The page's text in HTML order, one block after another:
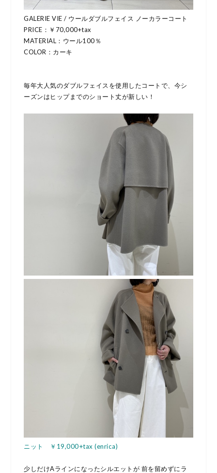
GALERIE VIE / ウールダブルフェイス ノーカラーコート
PRICE：￥70,000+tax
MATERIAL：ウール100％
COLOR：カーキ
毎年大人気のダブルフェイスを使用したコートで、今シ
ーズンはヒップまでのショート丈が新しい！
ニット ￥19,000+tax (enrica)
少しだけAラインになったシルエットが 前を留めずにラ